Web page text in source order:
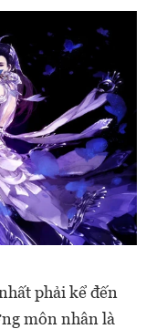
phải kể đến
môn nhân là